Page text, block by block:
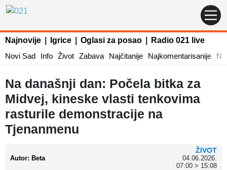
Najnovije Igrice Oglasi za posao
Radio 021 live
Novi Sad
Info Život Zabava Najčitanije Najkomentarisanije
Na današnji dan: Počela bitka za
Midvej, kineske vlasti tenkovima
rasturile demonstracije na
Tjenanmenu
Autor: Beta
ŽIVOT
04.06.2026.
07:00 > 15:08